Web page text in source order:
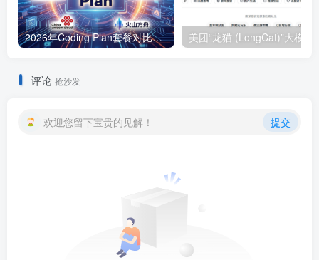
2026年Coding Plan套餐对比：腾讯云/阿里云/百度/联通云/火山方舟价格与限购规则详解
评论 抢沙发
欢迎您留下宝贵的见解！ 提交